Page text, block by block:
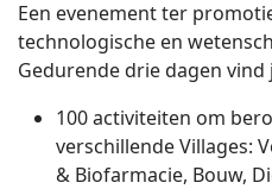
Een evenement ter
technologische en
Gedurende drie dagen vind
100 activiteiten om
verschillende Villages:
& Biofarmacie, Bouw,